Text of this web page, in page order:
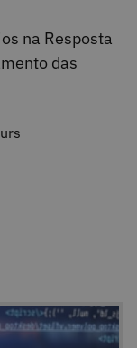
na Resposta
das